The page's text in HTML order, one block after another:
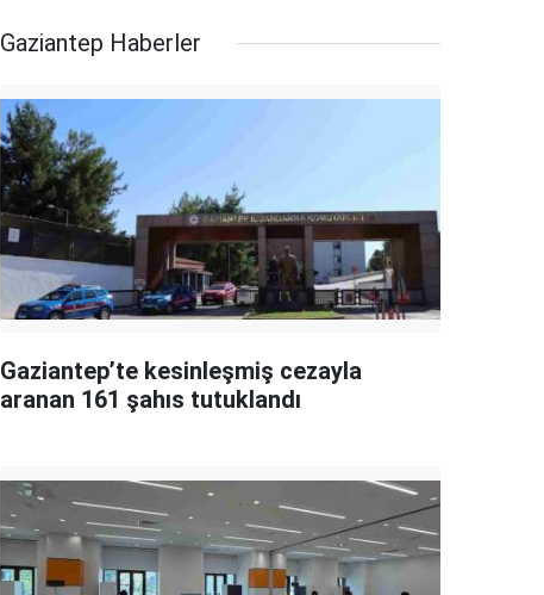
Gaziantep Haberler
Gaziantep’te kesinleşmiş cezayla
aranan 161 şahıs tutuklandı